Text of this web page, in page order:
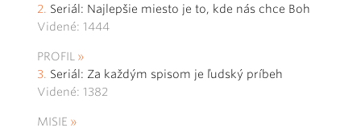
Seriál: Najlepšie miesto je to, kde nás chce Boh
Videné: 1444
PROFIL
Seriál: Za každým spisom je ľudský príbeh
Videné: 1382
MISIE